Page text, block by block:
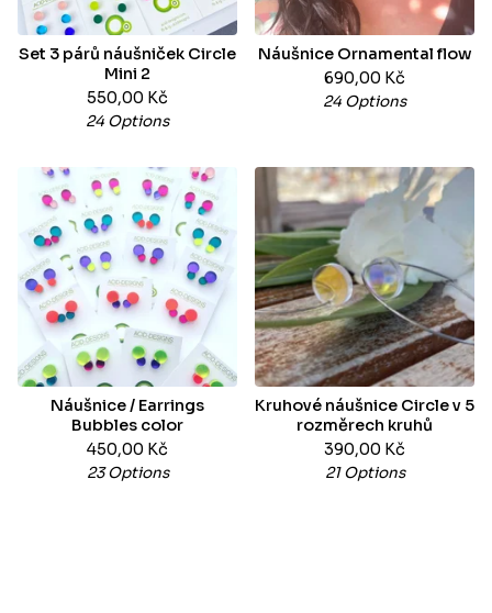
Set 3 párů náušniček Circle
Mini 2
550,00 Kč
24 Options
Náušnice Ornamental flow
690,00 Kč
24 Options
Náušnice / Earrings
Bubbles color
450,00 Kč
23 Options
Kruhové náušnice Circle v 5
rozměrech kruhů
390,00 Kč
21 Options